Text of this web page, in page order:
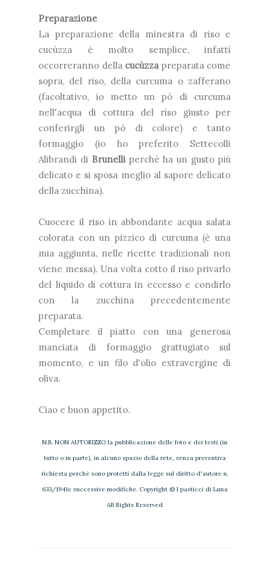
Preparazione
La preparazione della minestra di riso e
cucùzza è molto semplice, infatti
occorreranno della cucùzzapreparata come
sopra, del riso, della curcuma o zafferano
(facoltativo, io metto un pò di curcuma
nell'acqua di cottura del riso giusto per
conferirgli un pò di colore) e tanto
formaggio (io ho preferito Settecolli
Alibrandi di Brunelliperchè ha un gusto più
delicato e si sposa meglio al sapore delicato
della zucchina).
Cuocere il riso in abbondante acqua salata
colorata con un pizzico di curcuma (è una
mia aggiunta, nelle ricette tradizionali non
viene messa). Una volta cotto il riso privarlo
del liquido di cottura in eccesso e condirlo
con la zucchina precedentemente
preparata.
Completare il piatto con una generosa
manciata di formaggio grattugiato sul
momento, e un filo d'olio extravergine di
oliva.
Ciao e buon appetito.
N.B. NON AUTORIZZO la pubblicazione delle foto e dei testi (in
tutto o in parte), in alcuno spazio della rete, senza preventiva
richiesta perchè sono protetti dalla legge sul diritto d'autore n.
633/1941e successive modifiche. Copyright © I pasticci di Luna
All Rights Reserved